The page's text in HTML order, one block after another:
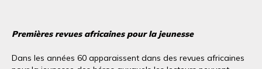
Premières revues africaines pour la jeunesse
Dans les années 60 apparaissent dans des revues africaines